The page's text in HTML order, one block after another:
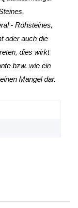
- Rohsteines,
oder auch die
dies wirkt
bzw. wie ein
Mangel dar.